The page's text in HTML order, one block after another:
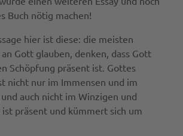
Buch nötig machen!
hier ist diese: die meisten
Gott glauben, denken, dass Gott
Schöpfung präsent ist. Gottes
nicht nur im Immensen und im
auch nicht im Winzigen und
präsent und kümmert sich um